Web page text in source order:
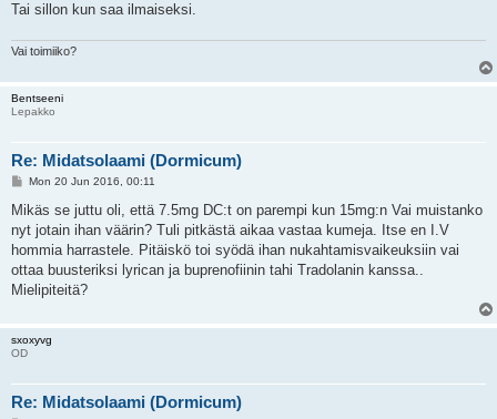
Tai sillon kun saa ilmaiseksi.
Vai toimiiko?
Bentseeni
Lepakko
Re: Midatsolaami (Dormicum)
P
s
Mon 20 Jun 2016, 00:11
Mikäs se juttu oli, että 7.5mg DC:t on parempi kun 15mg:n Vai muistanko
nyt jotain ihan väärin? Tuli pitkästä aikaa vastaa kumeja. Itse en I.V
hommia harrastele. Pitäiskö toi syödä ihan nukahtamisvaikeuksiin vai
ottaa buusteriksi lyrican ja buprenofiinin tahi Tradolanin kanssa..
Mielipiteitä?
sxoxyvg
OD
Re: Midatsolaami (Dormicum)